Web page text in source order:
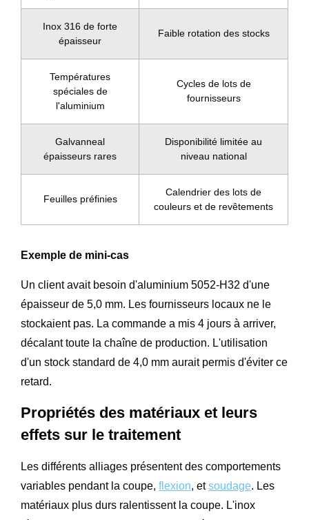
Inox 316 de forte
épaisseur
Faible rotation des stocks
Températures
spéciales de
l'aluminium
Cycles de lots de
fournisseurs
Galvanneal
épaisseurs rares
Disponibilité limitée au
niveau national
Feuilles préfinies
Calendrier des lots de
couleurs et de revêtements
Exemple de mini-cas
Un client avait besoin d'aluminium 5052-H32 d'une
épaisseur de 5,0 mm. Les fournisseurs locaux ne le
stockaient pas. La commande a mis 4 jours à arriver,
décalant toute la chaîne de production. L'utilisation
d'un stock standard de 4,0 mm aurait permis d'éviter ce
retard.
Propriétés des matériaux et leurs
effets sur le traitement
Les différents alliages présentent des comportements
variables pendant la coupe, flexion, etsoudage. Les
matériaux plus durs ralentissent la coupe. L'inox